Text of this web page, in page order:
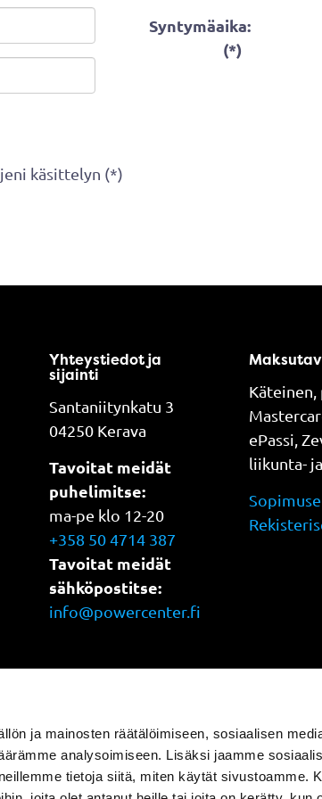
ja mainosten räätälöimiseen, sosiaalisen
analysoimiseen. Lisäksi jaamme
tietoja siitä, miten käytät sivustoamme.
Syntymäaika:
(*)
käsittelyn (*)
Yhteystiedot ja
sijainti
Santaniitynkatu 3
04250 Kerava
Tavoitat meidät
puhelimitse:
ma-pe klo 12-20
+358 50 4714 387
Tavoitat meidät
sähköpostitse:
info@powercenter.fi
ePassi,
liikunta-